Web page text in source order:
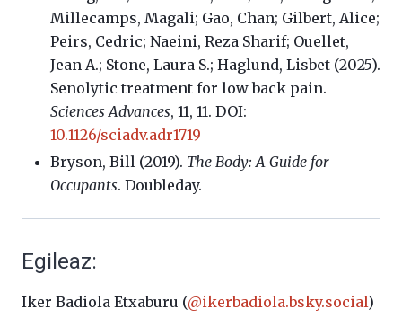
Millecamps, Magali; Gao, Chan; Gilbert, Alice;
Peirs, Cedric; Naeini, Reza Sharif; Ouellet,
Jean A.; Stone, Laura S.; Haglund, Lisbet (2025).
Senolytic treatment for low back pain.
Sciences Advances, 11, 11. DOI:
10.1126/sciadv.adr1719
Bryson, Bill (2019). The Body: A Guide for
Occupants. Doubleday.
Egileaz:
Iker Badiola Etxaburu (@ikerbadiola.bsky.social)